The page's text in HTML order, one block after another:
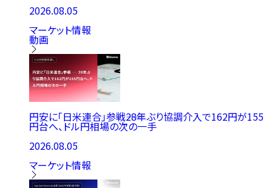
2026.08.05
マーケット情報
動画
円安に「日米連合」参戦――28年ぶり協調介入で162円が155
円台へ、ドル円相場の次の一手
2026.08.05
マーケット情報